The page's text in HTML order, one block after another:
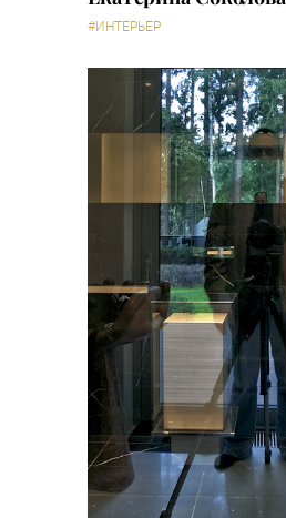
#ИНТЕРЬЕР